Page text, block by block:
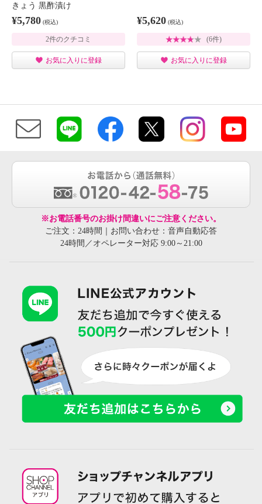
きょう 黒酢漬け
¥5,780 (税込)
2件のクチコミ
お気に入りに登録
¥5,620 (税込)
(6件)
お気に入りに登録
※お電話番号のお掛け間違いにご注意ください。
ご注文：24時間｜お問い合わせ：音声自動応答
24時間／オペレーター対応 9:00～21:00